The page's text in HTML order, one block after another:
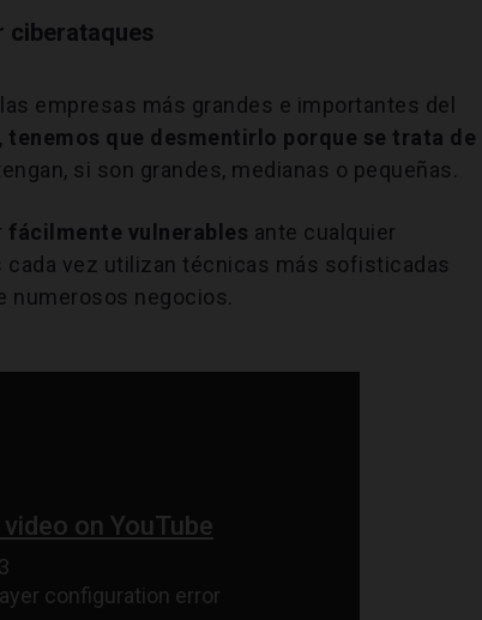
ciberataques
empresas más grandes e importantes del
tenemos que desmentirlo porque se trata de
si son grandes, medianas o pequeñas.
fácilmente vulnerables ante cualquier
vez utilizan técnicas más sofisticadas
numerosos negocios.